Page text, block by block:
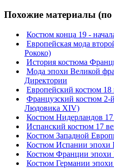
Похожие материалы (по
Костюм конца 19 -
Европейская мода
Рококо)
История костюма
Мода эпохи Великой
Директории
Европейский костюм 18
Французский костюм 2-
Людовика XIV)
Костюм Нидерландов 17
Испанский костюм 17
Костюм Западной
Костюм Испании эпохи
Костюм Франции эпохи
Костюм Германии